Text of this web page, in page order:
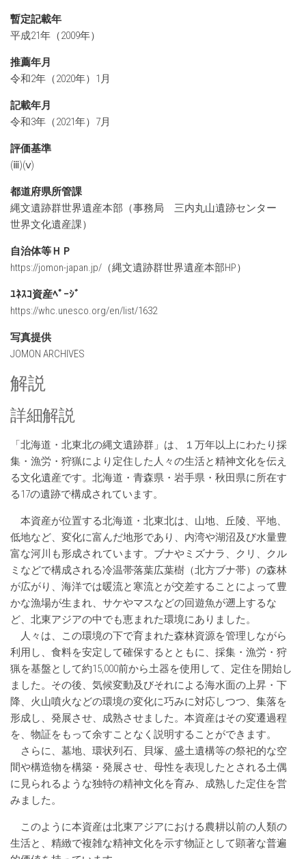
暫定記載年
平成21年（2009年）
推薦年月
令和2年（2020年）1月
記載年月
令和3年（2021年）7月
評価基準
(ⅲ)(ⅴ)
都道府県所管課
縄文遺跡群世界遺産本部（事務局 三内丸山遺跡センター
世界文化遺産課）
自治体等ＨＰ
https://jomon-japan.jp/（縄文遺跡群世界遺産本部HP）
ﾕﾈｽｺ資産ﾍﾟｰｼﾞ
https://whc.unesco.org/en/list/1632
写真提供
JOMON ARCHIVES
解説
詳細解説
「北海道・北東北の縄文遺跡群」は、１万年以上にわたり採
集・漁労・狩猟により定住した人々の生活と精神文化を伝え
る文化遺産です。北海道・青森県・岩手県・秋田県に所在す
る17の遺跡で構成されています。
本資産が位置する北海道・北東北は、山地、丘陵、平地、
低地など、変化に富んだ地形であり、内湾や湖沼及び水量豊
富な河川も形成されています。ブナやミズナラ、クリ、クル
ミなどで構成される冷温帯落葉広葉樹（北方ブナ帯）の森林
が広がり、海洋では暖流と寒流とが交差することによって豊
かな漁場が生まれ、サケやマスなどの回遊魚が遡上するな
ど、北東アジアの中でも恵まれた環境にありました。
人々は、この環境の下で育まれた森林資源を管理しながら
利用し、食料を安定して確保するとともに、採集・漁労・狩
猟を基盤として約15,000前から土器を使用して、定住を開始し
ました。その後、気候変動及びそれによる海水面の上昇・下
降、火山噴火などの環境の変化に巧みに対応しつつ、集落を
形成し、発展させ、成熟させました。本資産はその変遷過程
を、物証をもって余すことなく説明することができます。
さらに、墓地、環状列石、貝塚、盛土遺構等の祭祀的な空
間や構造物を構築・発展させ、母性を表現したとされる土偶
に見られるような独特の精神文化を育み、成熟した定住を営
みました。
このように本資産は北東アジアにおける農耕以前の人類の
生活と、精緻で複雑な精神文化を示す物証として顕著な普遍